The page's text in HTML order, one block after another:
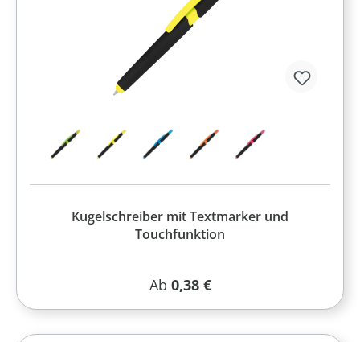
Kugelschreiber mit Textmarker und
Touchfunktion
Regulärer Preis:
Ab 0,38 €